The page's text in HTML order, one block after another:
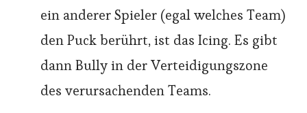
ein anderer Spieler (egal welches Team)
den Puck berührt, ist das Icing. Es gibt
dann Bully in der Verteidigungszone
des verursachenden Teams.